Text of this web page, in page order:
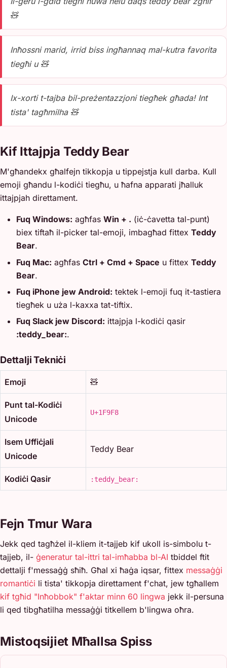
🧸
Inħossni marid, irrid biss ingħannaq mal-kutra favorita
tiegħi u 🧸
Ix-xorti t-tajba bil-preżentazzjoni tiegħek għada! Int
tista' tagħmilha 🧸
Kif Ittajpja Teddy Bear
M'għandekx għalfejn tikkopja u tippejstja kull darba. Kull
emoji għandu l-kodiċi tiegħu, u ħafna apparati jħalluk
ittajpjah direttament.
Fuq Windows: agħfas Win + . (iċ-ċavetta tal-punt)
biex tiftaħ il-picker tal-emoji, imbagħad fittex Teddy
Bear.
Fuq Mac: agħfas Ctrl + Cmd + Space u fittex Teddy
Bear.
Fuq iPhone jew Android: tektek l-emoji fuq it-tastiera
tiegħek u uża l-kaxxa tat-tiftix.
Fuq Slack jew Discord: ittajpja l-kodiċi qasir
:teddy_bear:.
Dettalji Tekniċi
Emoji 🧸
Punt tal-Kodiċi
Unicode
U+1F9F8
Isem Uffiċjali
Unicode
Teddy Bear
Kodiċi Qasir :teddy_bear:
Fejn Tmur Wara
Jekk qed tagħżel il-kliem it-tajjeb kif ukoll is-simbolu t-
tajjeb, il- ġeneratur tal-ittri tal-imħabba bl-AI tbiddel ftit
dettalji f'messaġġ sħiħ. Għal xi ħaġa iqsar, fittex messaġġi
romantiċi li tista' tikkopja direttament f'chat, jew tgħallem
kif tgħid "Inħobbok" f'aktar minn 60 lingwa jekk il-persuna
li qed tibgħatilha messaġġi titkellem b'lingwa oħra.
Mistoqsijiet Mħallsa Spiss